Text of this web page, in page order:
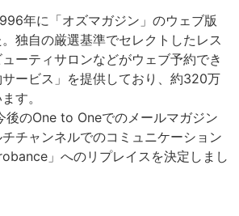
年に「オズマガジン」のウェブ版
独自の厳選基準でセレクトしたレス
ーティサロンなどがウェブ予約でき
ービス」を提供しており、約320万
す。
のOne to Oneでのメールマガジン
チャンネルでのコミュニケーション
」へのリプレイスを決定しまし